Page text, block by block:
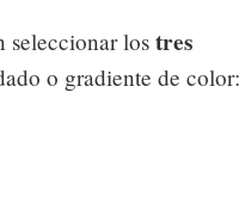
seleccionar los tres
o gradiente de color: